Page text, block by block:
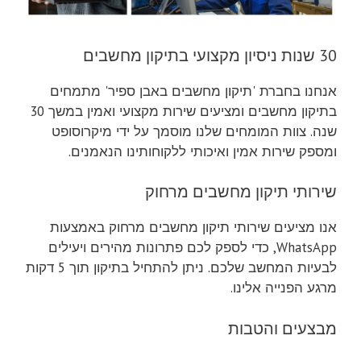
30 שנות ניסיון מקצועי בתיקון מחשבים
אנחנו בחברת 'תיקון מחשבים באבן ספיר' מתמחים
בתיקון מחשבים ומציעים שירות מקצועי ואמין במשך 30
שנה. צוות המומחים שלנו מוסמך על ידי מיקרוסופט
ומספק שירות אמין ואיכותי ללקוחותינו הנאמנים.
שירותי תיקון מחשבים מרחוק
אנו מציעים שירותי תיקון מחשבים מרחוק באמצעות
WhatsApp, כדי לספק לכם פתרונות מהירים ויעילים
לבעיות המחשב שלכם. ניתן להתחיל בתיקון תוך 5 דקות
מרגע הפנייה אלינו.
מבצעים והטבות